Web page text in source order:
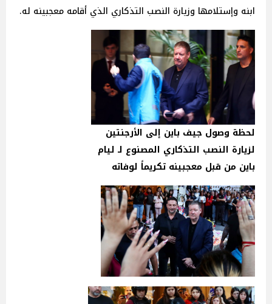
ابنه وإستلامها وزيارة النصب التذكاري الذي أقامه معجبينه له.
لحظة وصول جيف باين إلى الأرجنتين
لزيارة النصب التذكاري المصنوع لـ ليام
باين من قبل معجبينه تكريماً لوفاته